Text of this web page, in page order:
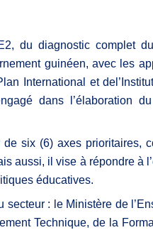
du diagnostic complet
guinéen, avec les
International et
dans l’élaboration
six (6) axes prioritaires,
aussi, il vise à répondre à
éducatives.
secteur : le Ministère de
Technique, de la